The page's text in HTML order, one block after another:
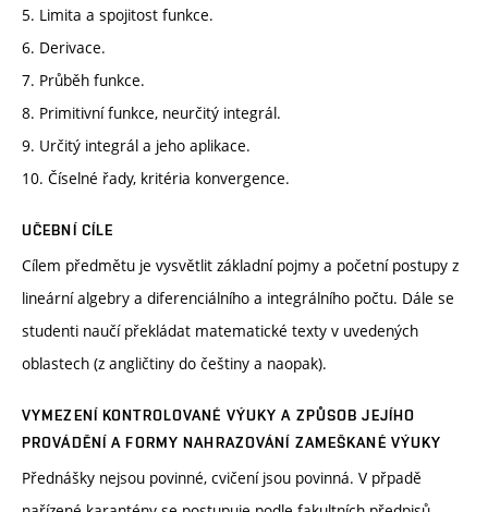
5. Limita a spojitost funkce.
6. Derivace.
7. Průběh funkce.
8. Primitivní funkce, neurčitý integrál.
9. Určitý integrál a jeho aplikace.
10. Číselné řady, kritéria konvergence.
UČEBNÍ CÍLE
Cílem předmětu je vysvětlit základní pojmy a početní postupy z
lineární algebry a diferenciálního a integrálního počtu. Dále se
studenti naučí překládat matematické texty v uvedených
oblastech (z angličtiny do češtiny a naopak).
VYMEZENÍ KONTROLOVANÉ VÝUKY A ZPŮSOB JEJÍHO
PROVÁDĚNÍ A FORMY NAHRAZOVÁNÍ ZAMEŠKANÉ VÝUKY
Přednášky nejsou povinné, cvičení jsou povinná. V přpadě